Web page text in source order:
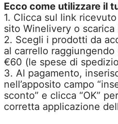
Ecco come utilizzare il
1. Clicca sul link
sito Winelivery o scarica
2. Scegli i prodotti da
al carrello raggiungendo
€60 (le spese di
3. Al pagamento,
nell’apposito campo
sconto” e clicca “OK”
corretta applicazione